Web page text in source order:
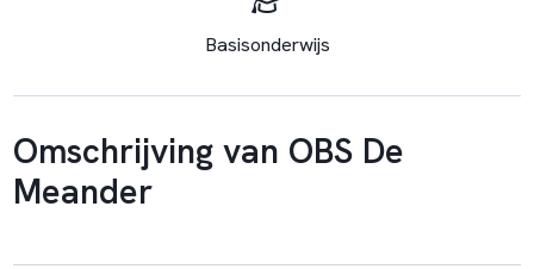
Basisonderwijs
Omschrijving van OBS De
Meander